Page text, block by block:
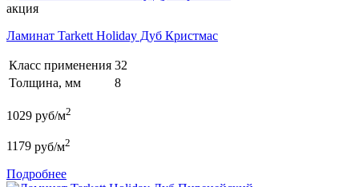
акция
Ламинат Tarkett Holiday Дуб Кристмас
Класс применения 32
Толщина, мм
8
1029 руб/м2
1179 руб/м2
Подробнее